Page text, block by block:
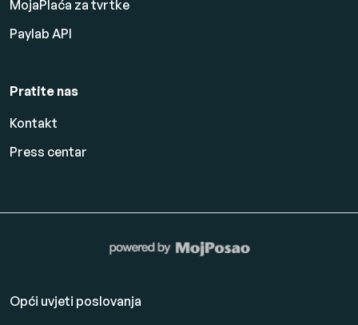
MojaPlaća za tvrtke
Paylab API
Pratite nas
Kontakt
Press centar
Opći uvjeti poslovanja